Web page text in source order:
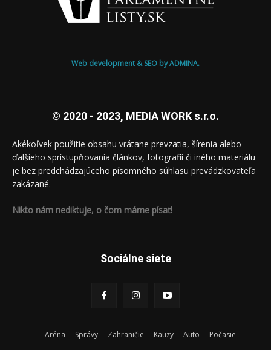
Web development & SEO by ADMINA.
© 2020 - 2023, MEDIA WORK s.r.o.
Akékoľvek použitie obsahu vrátane prevzatia, šírenia alebo
ďalšieho sprístupňovania článkov, fotografií či iného materiálu
je bez predchádzajúceho písomného súhlasu prevádzkovateľa
zakázané.
Nikto nám nediktuje, o čom máme písať!
Sociálne siete
Aréna Správy Zahraničie Kauzy Auto Počasie